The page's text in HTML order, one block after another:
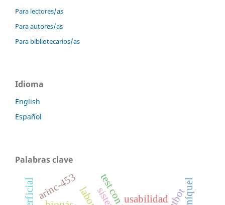
Para lectores/as
Para autores/as
Para bibliotecarios/as
Idioma
English
Español
Palabras clave
usabilidad
arinc-453